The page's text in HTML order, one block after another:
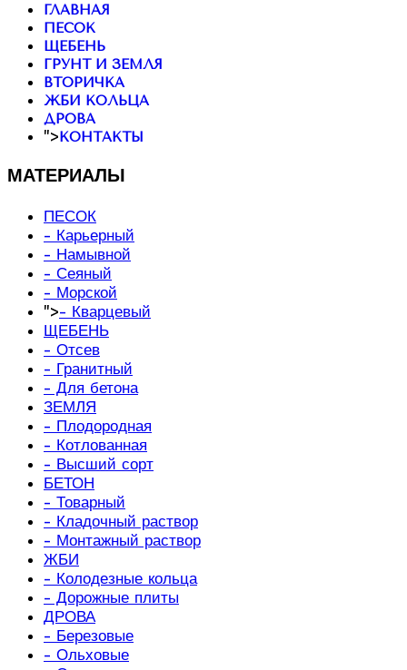
ГЛАВНАЯ
ПЕСОК
ЩЕБЕНЬ
ГРУНТ И ЗЕМЛЯ
ВТОРИЧКА
ЖБИ КОЛЬЦА
ДРОВА
">КОНТАКТЫ
МАТЕРИАЛЫ
ПЕСОК
- Карьерный
- Намывной
- Сеяный
- Морской
">- Кварцевый
ЩЕБЕНЬ
- Отсев
- Гранитный
- Для бетона
ЗЕМЛЯ
- Плодородная
- Котлованная
- Высший сорт
БЕТОН
- Товарный
- Кладочный раствор
- Монтажный раствор
ЖБИ
- Колодезные кольца
- Дорожные плиты
ДРОВА
- Березовые
- Ольховые